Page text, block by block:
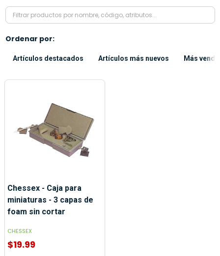
Ordenar por:
Artículos destacados Artículos más nuevos Más
Chessex - Caja para
miniaturas - 3 capas de
foam sin cortar
CHESSEX
$19.99